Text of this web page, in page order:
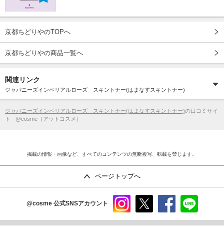
京都ちどりやのTOPへ
京都ちどりやの商品一覧へ
関連リンク
ジャパニーズインペリアルローズ スキントナー(はまなすスキントナー)
ジャパニーズインペリアルローズ スキントナー(はまなすスキントナー)の口コミサイ
ト - @cosme（アットコスメ）
掲載の情報・画像など、すべてのコンテンツの無断複写、転載を禁じます。
ページトップへ
@cosme 公式SNSアカウント
ram
ook